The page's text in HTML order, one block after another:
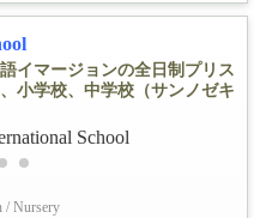
イマージョンの全日制プリス
小学校、中学校（サンノゼキ
/ Nursery